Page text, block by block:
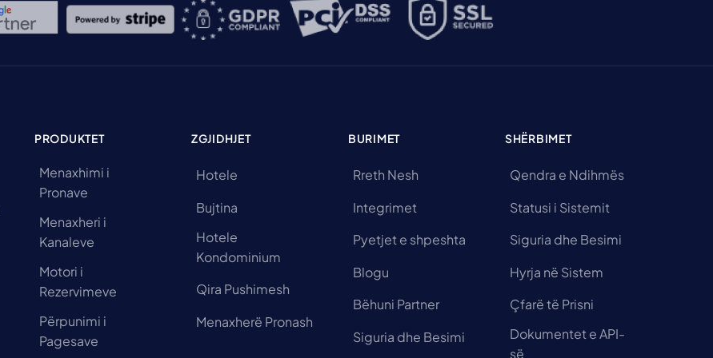
PRODUKTET
Menaxhimi i
Pronave
Menaxheri i
Kanaleve
Motori i
Rezervimeve
Përpunimi i
Pagesave
ZGJIDHJET
Hotele
Bujtina
Hotele
Kondominium
Qira Pushimesh
Menaxherë Pronash
BURIMET
Rreth Nesh
Integrimet
Pyetjet e shpeshta
Blogu
Bëhuni Partner
Siguria dhe Besimi
SHËRBIMET
Qendra e Ndihmës
Statusi i Sistemit
Siguria dhe Besimi
Hyrja në Sistem
Çfarë të Prisni
Dokumentet e API-
së